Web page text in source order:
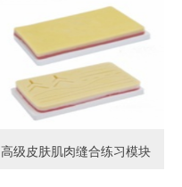
高级皮肤肌肉缝合练习模块